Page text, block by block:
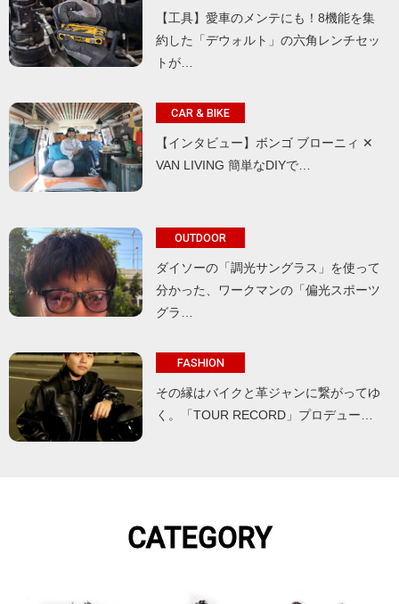
【工具】愛車のメンテにも！8機能を集
約した「デウォルト」の六角レンチセッ
トが…
CAR & BIKE
【インタビュー】ボンゴ ブローニィ ✕
VAN LIVING 簡単なDIYで…
OUTDOOR
ダイソーの「調光サングラス」を使って
分かった、ワークマンの「偏光スポーツ
グラ…
FASHION
その縁はバイクと革ジャンに繋がってゆ
く。「TOUR RECORD」プロデュー…
CATEGORY